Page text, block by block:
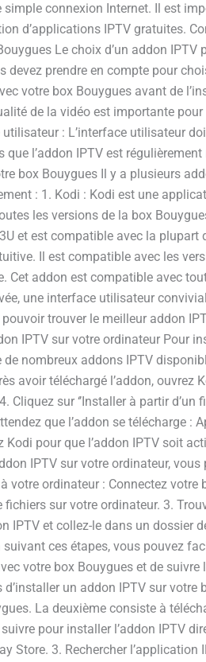
simple connexion Internet. Il est
d’applications IPTV gratuites.
Le choix d’un addon
prendre en compte pour
votre box Bouygues avant de
de la vidéo est importante
: L’interface utilisateur
l’addon IPTV est
box Bouygues Il y a plusieurs
: 1. Kodi : Kodi est une
les versions de la box
et est compatible avec la
Il est compatible avec les
addon est compatible avec
une interface utilisateur
trouver le meilleur addon
IPTV sur votre ordinateur Pour
nombreux addons IPTV
avoir téléchargé l’addon, ouvrez
Cliquez sur ‘’Installer à partir
que l’addon se télécharge :
pour que l’addon IPTV soit
IPTV sur votre ordinateur,
ordinateur : Connectez votre
sur votre ordinateur. 3.
IPTV et collez-le dans un dossier
ces étapes, vous pouvez
votre box Bouygues et de
un addon IPTV sur
La deuxième consiste à
pour installer l’addon IPTV
Store. 3. Rechercher